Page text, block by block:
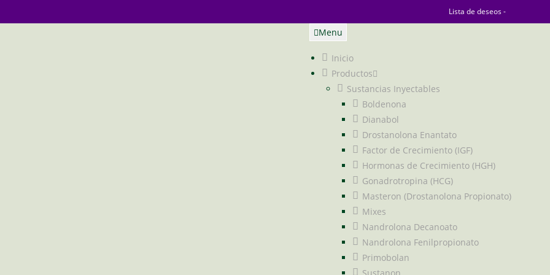
Lista de deseos -
Menu
Inicio
Productos
Sustancias Inyectables
Boldenona
Dianabol
Drostanolona Enantato
Factor de Crecimiento (IGF)
Hormonas de Crecimiento (HGH)
Gonadrotropina (HCG)
Masteron (Drostanolona Propionato)
Mixes
Nandrolona Decanoato
Nandrolona Fenilpropionato
Primobolan